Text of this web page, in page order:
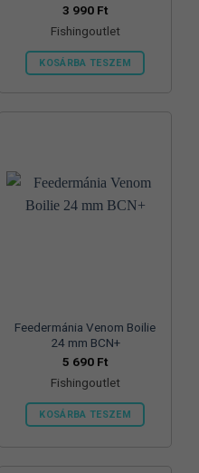
3 990 Ft
Fishingoutlet
KOSÁRBA TESZEM
Feedermánia Venom Boilie
24 mm BCN+
5 690 Ft
Fishingoutlet
KOSÁRBA TESZEM